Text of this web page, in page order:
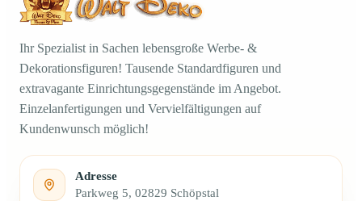
Ihr Spezialist in Sachen lebensgroße Werbe- &
Dekorationsfiguren! Tausende Standardfiguren und
extravagante Einrichtungsgegenstände im Angebot.
Einzelanfertigungen und Vervielfältigungen auf
Kundenwunsch möglich!
Adresse
Parkweg 5, 02829 Schöpstal